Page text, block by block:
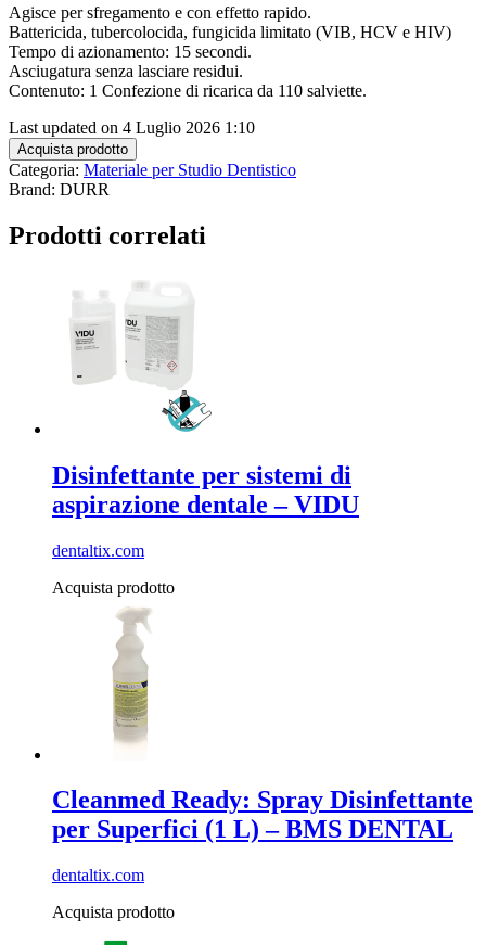
Agisce per sfregamento e con effetto rapido.
Battericida, tubercolocida, fungicida limitato (VIB, HCV e HIV)
Tempo di azionamento: 15 secondi.
Asciugatura senza lasciare residui.
Contenuto: 1 Confezione di ricarica da 110 salviette.
Last updated on 4 Luglio 2026 1:10
Acquista prodotto
Categoria: Materiale per Studio Dentistico
Brand: DURR
Prodotti correlati
Disinfettante per sistemi di
aspirazione dentale – VIDU
dentaltix.com
Acquista prodotto
Cleanmed Ready: Spray Disinfettante
per Superfici (1 L) – BMS DENTAL
dentaltix.com
Acquista prodotto